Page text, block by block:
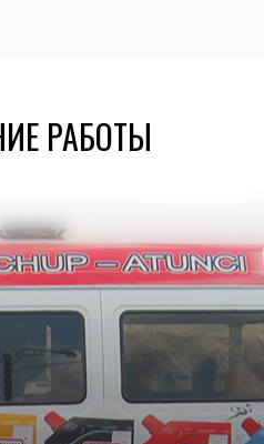
РАБОТЫ